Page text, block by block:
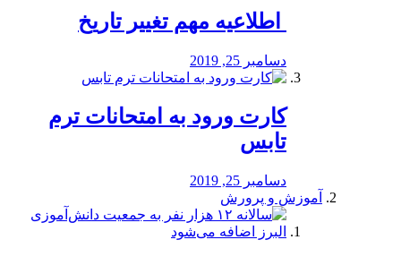
️ اطلاعیه مهم تغییر تاریخ
دسامبر 25, 2019
کارت ورود به امتحانات ترم
تابس
دسامبر 25, 2019
آموزش و پرورش